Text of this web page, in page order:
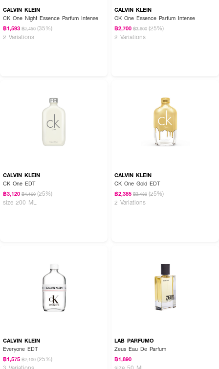
CALVIN KLEIN
CK One Night Essence Parfum Intense
฿1,593 ฿2,450 (35%)
2 Variations
CALVIN KLEIN
CK One Essence Parfum Intense
฿2,700 ฿3,600 (25%)
2 Variations
CALVIN KLEIN
CK One EDT
฿3,120 ฿4,160 (25%)
size 200 ML
CALVIN KLEIN
CK One Gold EDT
฿2,385 ฿3,180 (25%)
2 Variations
CALVIN KLEIN
Everyone EDT
฿1,575 ฿2,100 (25%)
3 Variations
LAB PARFUMO
Zeus Eau De Parfum
฿1,890
size 50 ML